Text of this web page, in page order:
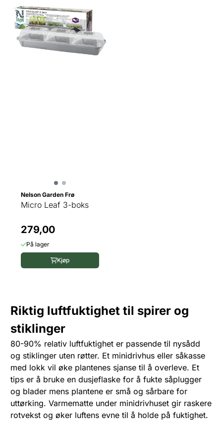
Nelson Garden Frø
Micro Leaf 3-boks
279,00
På lager
Kjøp
Riktig luftfuktighet til spirer og
stiklinger
80-90% relativ luftfuktighet er passende til nysådd
og stiklinger uten røtter. Et minidrivhus eller såkasse
med lokk vil øke plantenes sjanse til å overleve. Et
tips er å bruke en dusjeflaske for å fukte såplugger
og blader mens plantene er små og sårbare for
uttørking. Varmematte under minidrivhuset gir raskere
rotvekst og øker luftens evne til å holde på fuktighet.